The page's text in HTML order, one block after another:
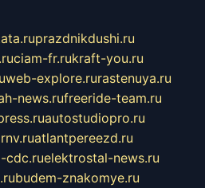
prazdnikdushi.ru
ciam-fr.rukraft-you.ru
web-explore.rurastenuya.ru
news.rufreeride-team.ru
autostudiopro.ru
atlantpereezd.ru
cdc.ruelektrostal-news.ru
budem-znakomye.ru